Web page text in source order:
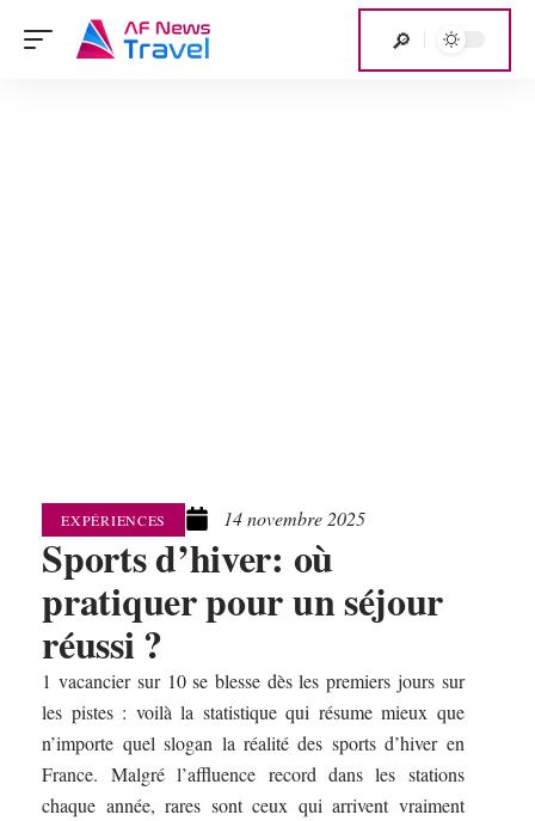
EXPÉRIENCES 14 novembre 2025
Sports d’hiver: où
pratiquer pour un séjour
réussi ?
1 vacancier sur 10 se blesse dès les premiers jours sur
les pistes : voilà la statistique qui résume mieux que
n’importe quel slogan la réalité des sports d’hiver en
France. Malgré l’affluence record dans les stations
chaque année, rares sont ceux qui arrivent vraiment